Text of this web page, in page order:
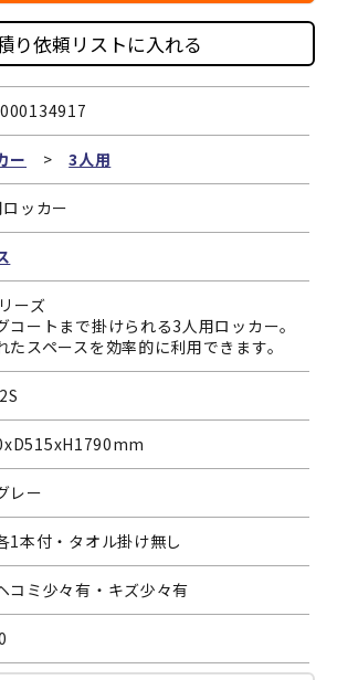
り依頼リストに入れる
ー >3人用
ッカー
ーズ
コートまで掛けられる3人用ロッカー。
たスペースを効率的に利用できます。
レー
1本付・タオル掛け無し
コミ少々有・キズ少々有